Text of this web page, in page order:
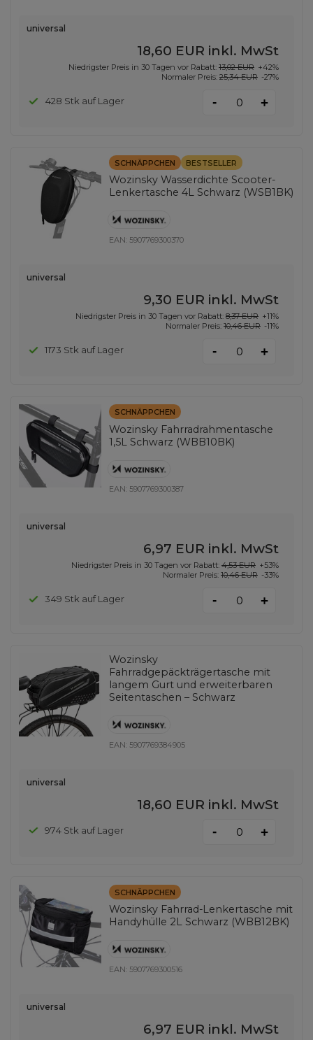
universal
18,60 EUR inkl. MwSt
Niedrigster Preis in 30 Tagen vor Rabatt: 13,02 EUR +42%
Normaler Preis: 25,34 EUR -27%
428 Stk auf Lager - +
SCHNÄPPCHEN BESTSELLER
Wozinsky Wasserdichte Scooter-
Lenkertasche 4L Schwarz (WSB1BK)
EAN: 5907769300370
universal
9,30 EUR inkl. MwSt
Niedrigster Preis in 30 Tagen vor Rabatt: 8,37 EUR +11%
Normaler Preis: 10,46 EUR -11%
1173 Stk auf Lager - +
SCHNÄPPCHEN
Wozinsky Fahrradrahmentasche
1,5L Schwarz (WBB10BK)
EAN: 5907769300387
universal
6,97 EUR inkl. MwSt
Niedrigster Preis in 30 Tagen vor Rabatt: 4,53 EUR +53%
Normaler Preis: 10,46 EUR -33%
349 Stk auf Lager - +
Wozinsky
Fahrradgepäckträgertasche mit
langem Gurt und erweiterbaren
Seitentaschen – Schwarz
EAN: 5907769384905
universal
18,60 EUR inkl. MwSt
974 Stk auf Lager - +
SCHNÄPPCHEN
Wozinsky Fahrrad-Lenkertasche mit
Handyhülle 2L Schwarz (WBB12BK)
EAN: 5907769300516
universal
6,97 EUR inkl. MwSt